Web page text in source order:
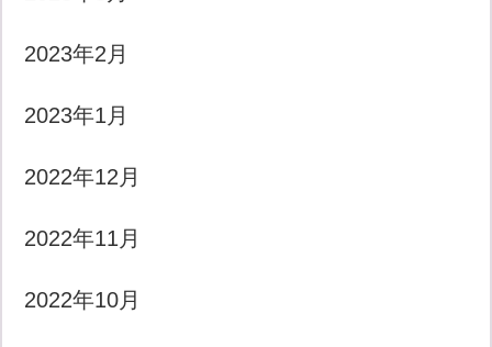
2023年2月
2023年1月
2022年12月
2022年11月
2022年10月